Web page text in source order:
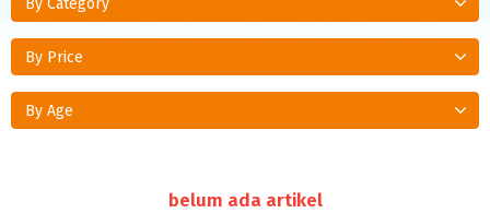
By Category
By Price
By Age
belum ada artikel